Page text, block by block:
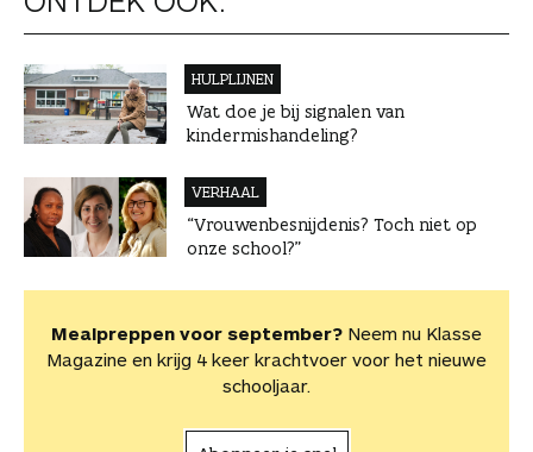
HULPLIJNEN
Wat doe je bij signalen van
kindermishandeling?
VERHAAL
“Vrouwenbesnijdenis? Toch niet op
onze school?”
Mealpreppen voor september? Neem nu Klasse
Magazine en krijg 4 keer krachtvoer voor het nieuwe
schooljaar.